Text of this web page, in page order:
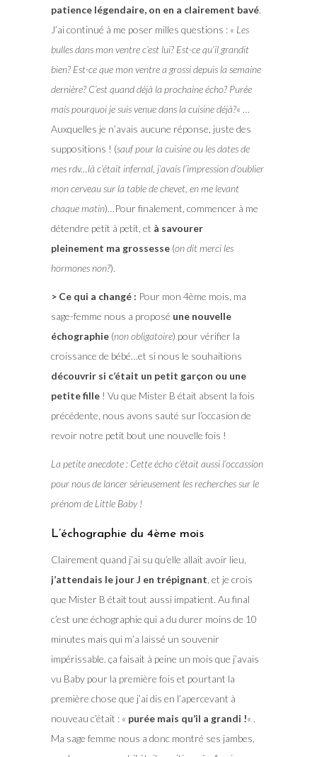
patience légendaire, on en a clairement bavé.
J’ai continué à me poser milles questions : « Les
bulles dans mon ventre c’est lui? Est-ce qu’il grandit
bien? Est-ce que mon ventre a grossi depuis la semaine
dernière? C’est quand déjà la prochaine écho? Purée
mais pourquoi je suis venue dans la cuisine déjà?« …
Auxquelles je n’avais aucune réponse, juste des
suppositions ! (sauf pour la cuisine ou les dates de
mes rdv…là c’était infernal, j’avais l’impression d’oublier
mon cerveau sur la table de chevet, en me levant
chaque matin)…Pour finalement, commencer à me
détendre petit à petit, et à savourer
pleinement ma grossesse(on dit merci les
hormones non?).
> Ce qui a changé : Pour mon 4ème mois, ma
sage-femme nous a proposé une nouvelle
échographie(non obligatoire) pour vérifier la
croissance de bébé…et si nous le souhaitions
découvrir si c’était un petit garçon ou une
petite fille! Vu que Mister B était absent la fois
précédente, nous avons sauté sur l’occasion de
revoir notre petit bout une nouvelle fois !
La petite anecdote : Cette écho c’était aussi l’occassion
pour nous de lancer sérieusement les recherches sur le
prénom de Little Baby !
L’échographie du 4ème mois
Clairement quand j’ai su qu’elle allait avoir lieu,
j’attendais le jour J en trépignant , et je crois
que Mister B était tout aussi impatient. Au final
c’est une échographie qui a du durer moins de 10
minutes mais qui m’a laissé un souvenir
impérissable. ça faisait à peine un mois que j’avais
vu Baby pour la première fois et pourtant la
première chose que j’ai dis en l’apercevant à
nouveau c’était : « purée mais qu’il a grandi !« .
Ma sage femme nous a donc montré ses jambes,